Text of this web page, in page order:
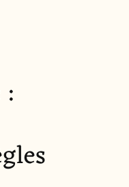
: